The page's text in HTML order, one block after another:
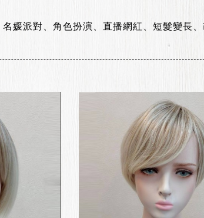
媛派對、角色扮演、直播網紅、短髮變長